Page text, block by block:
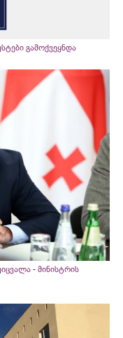
გამოქვეყნდა
- მინისტრის